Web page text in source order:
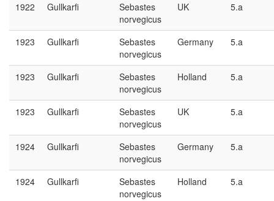
1922 Gullkarfi
Sebastes
norvegicus
UK 5.a
1923 Gullkarfi
Sebastes
norvegicus
Germany 5.a
1923 Gullkarfi
Sebastes
norvegicus
Holland 5.a
1923 Gullkarfi
Sebastes
norvegicus
UK 5.a
1924 Gullkarfi
Sebastes
norvegicus
Germany 5.a
1924 Gullkarfi
Sebastes
norvegicus
Holland 5.a